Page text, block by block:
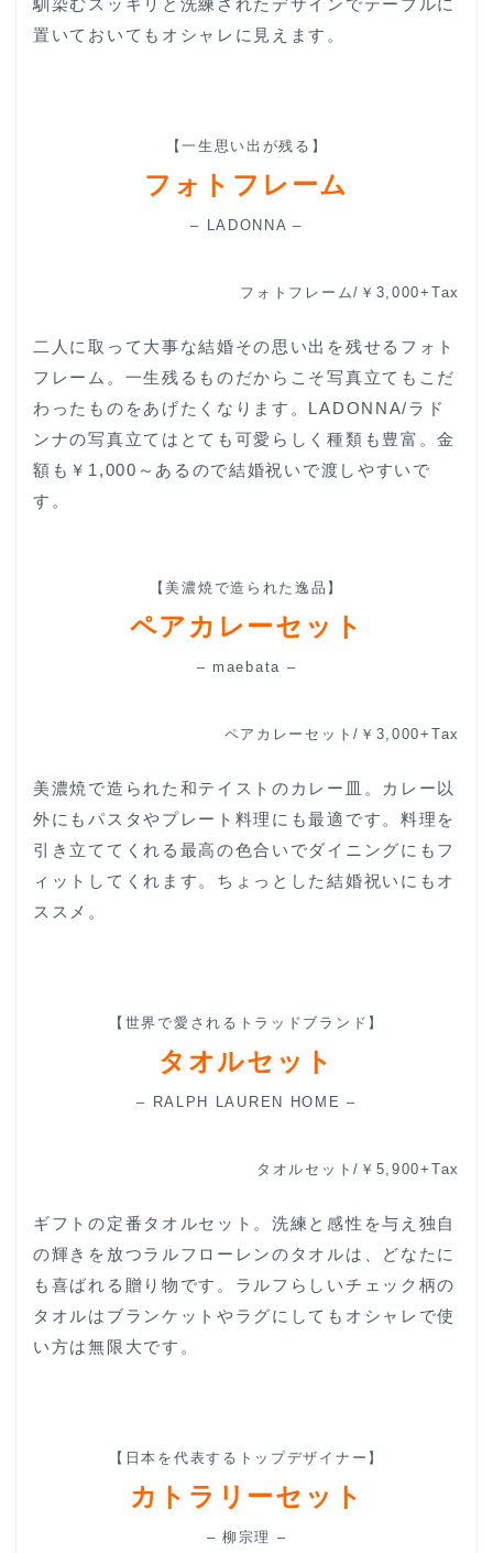
置いておいてもオシャレに見えます。
【一生思い出が残る】
フォトフレーム
– LADONNA –
フォトフレーム/￥3,000+Tax
二人に取って大事な結婚その思い出を残せるフォト
フレーム。一生残るものだからこそ写真立てもこだ
わったものをあげたくなります。LADONNA/ラド
ンナの写真立てはとても可愛らしく種類も豊富。金
額も￥1,000～あるので結婚祝いで渡しやすいで
す。
【美濃焼で造られた逸品】
ペアカレーセット
– maebata –
ペアカレーセット/￥3,000+Tax
美濃焼で造られた和テイストのカレー皿。カレー以
外にもパスタやプレート料理にも最適です。料理を
引き立ててくれる最高の色合いでダイニングにもフ
ィットしてくれます。ちょっとした結婚祝いにもオ
ススメ。
【世界で愛されるトラッドブランド】
タオルセット
– RALPH LAUREN HOME –
タオルセット/￥5,900+Tax
ギフトの定番タオルセット。洗練と感性を与え独自
の輝きを放つラルフローレンのタオルは、どなたに
も喜ばれる贈り物です。ラルフらしいチェック柄の
タオルはブランケットやラグにしてもオシャレで使
い方は無限大です。
【日本を代表するトップデザイナー】
カトラリーセット
– 柳宗理 –